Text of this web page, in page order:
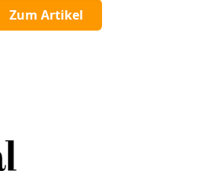
Zum Artikel